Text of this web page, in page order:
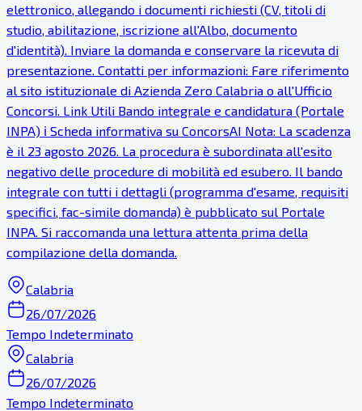
elettronico, allegando i documenti richiesti (CV, titoli di
studio, abilitazione, iscrizione all'Albo, documento
d'identità). Inviare la domanda e conservare la ricevuta di
presentazione. Contatti per informazioni: Fare riferimento
al sito istituzionale di Azienda Zero Calabria o all'Ufficio
Concorsi. Link Utili Bando integrale e candidatura (Portale
INPA) ℹ Scheda informativa su ConcorsAI Nota: La scadenza
è il 23 agosto 2026. La procedura è subordinata all'esito
negativo delle procedure di mobilità ed esubero. Il bando
integrale con tutti i dettagli (programma d'esame, requisiti
specifici, fac-simile domanda) è pubblicato sul Portale
INPA. Si raccomanda una lettura attenta prima della
compilazione della domanda.
Calabria
26/07/2026
Tempo Indeterminato
Calabria
26/07/2026
Tempo Indeterminato